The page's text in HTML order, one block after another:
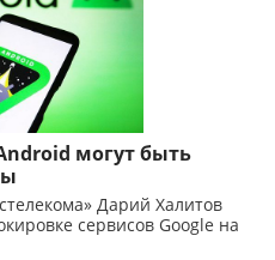
могут быть
Дарий Халитов
сервисов Google на